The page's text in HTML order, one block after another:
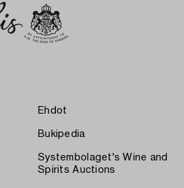
Ehdot
Bukipedia
Systembolaget's Wine and
Spirits Auctions